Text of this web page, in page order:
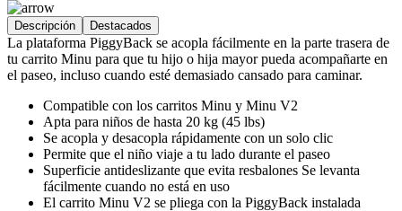
Descripción Destacados
La plataforma PiggyBack se acopla fácilmente en la parte trasera de
tu carrito Minu para que tu hijo o hija mayor pueda acompañarte en
el paseo, incluso cuando esté demasiado cansado para caminar.
Compatible con los carritos Minu y Minu V2
Apta para niños de hasta 20 kg (45 lbs)
Se acopla y desacopla rápidamente con un solo clic
Permite que el niño viaje a tu lado durante el paseo
Superficie antideslizante que evita resbalones Se levanta
fácilmente cuando no está en uso
El carrito Minu V2 se pliega con la PiggyBack instalada